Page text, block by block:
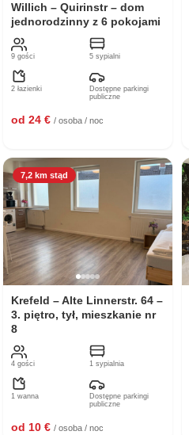
Willich – Quirinstr – dom
jednorodzinny z 6 pokojami
9 gości 5 sypialni
2 łazienki
Dostępne parkingi
publiczne
od 24 € / osoba / noc
7,2 km stąd
Krefeld – Alte Linnerstr. 64 –
3. piętro, tył, mieszkanie nr
8
4 gości 1 sypialnia
1 wanna
Dostępne parkingi
publiczne
od 10 € / osoba / noc